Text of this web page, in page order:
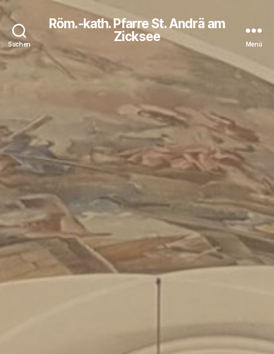
Suchen
Röm.-kath. Pfarre St. Andrä am
Zicksee
Menü